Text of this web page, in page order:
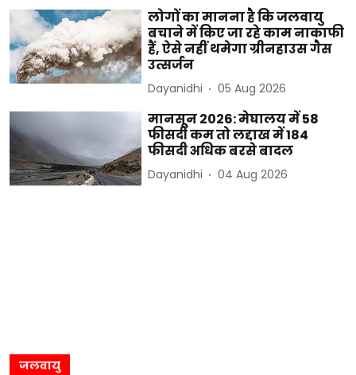
लोगों का मानना है कि जलवायु
बचाने में किए जा रहे काम नाकाफी
हैं, ऐसे नहीं थमेगा ग्रीनहाउस गैस
उत्सर्जन
Dayanidhi 05 Aug 2026
मानसून 2026: मेघालय में 58
फीसदी कम तो लद्दाख में 184
फीसदी अधिक बरसे बादल
Dayanidhi 04 Aug 2026
जलवायु